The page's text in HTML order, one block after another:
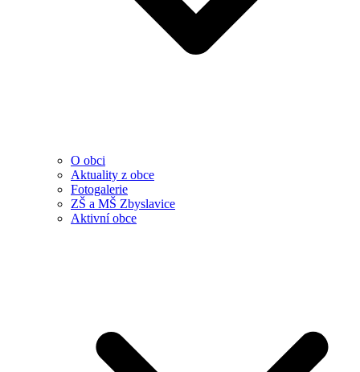
O obci
Aktuality z obce
Fotogalerie
ZŠ a MŠ Zbyslavice
Aktivní obce